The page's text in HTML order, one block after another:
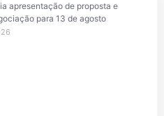
apresentação de proposta e
para 13 de agosto